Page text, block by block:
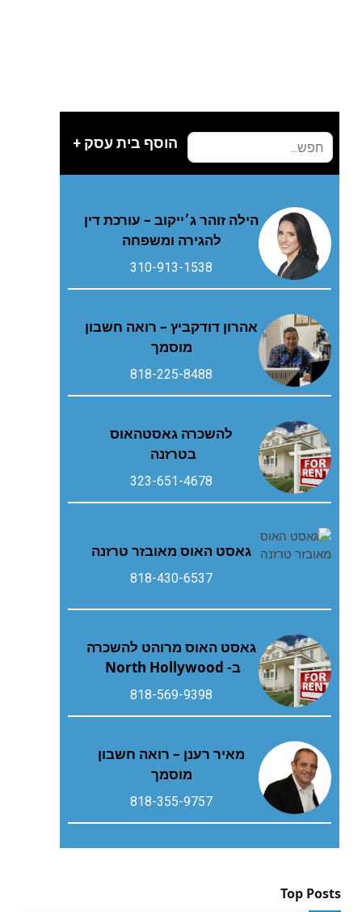
הוסף בית עסק +
הילה זוהר ג׳ייקוב – עורכת דין
להגירה ומשפחה
310-913-1538
אהרון דודקביץ – רואה חשבון
מוסמך
818-225-8488
להשכרה גאסטהאוס
בטרזנה
323-651-4678
גאסט‭ ‬האוס‭ ‬מאובזר‭ ‬טרזנה
818-430-6537
גאסט האוס מרוהט להשכרה
ב- North Hollywood
818-569-9398
מאיר רענן – רואה חשבון
מוסמך
818-355-9757
Top Posts